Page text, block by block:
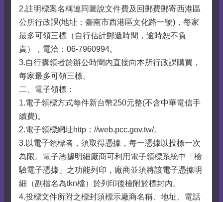
2.註明標案名稱連同圖說文件費及回郵費郵寄西港區
公所行政課(地址：臺南市西港區文化路一號)，每家
最多可領三標（自行估計郵遞時間，逾時恕不負
責），電洽：06-7960994。
3.自行購領者於辦公時間內直接向本所行政課購買，
每家最多可領三標。
二、電子領標：
1.電子領標方式每件新台幣250元整(不含中華電信手
續費)。
2.電子領標網址http：//web.pcc.gov.tw/。
3.以電子領標者，須取得憑據，每一憑據以投標一次
為限。電子憑據明細廠商可利用電子領標系統中「檢
驗電子憑據」之功能列印，廠商並須將該電子憑據明
細（副檔名為tkn檔）於列印後檢附於標封內。
4.投標文件所附之標封須標示廠商名稱、地址、電話